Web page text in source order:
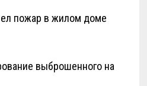
пожар в жилом доме
выброшенного на